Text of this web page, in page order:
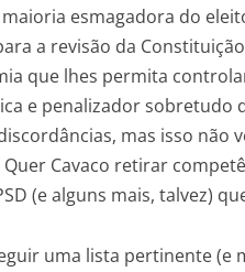
esmagadora do
a revisão da
que lhes permita
e penalizador sobretudo
mas isso não
Cavaco retirar
(e alguns mais, talvez)
uma lista pertinente (e